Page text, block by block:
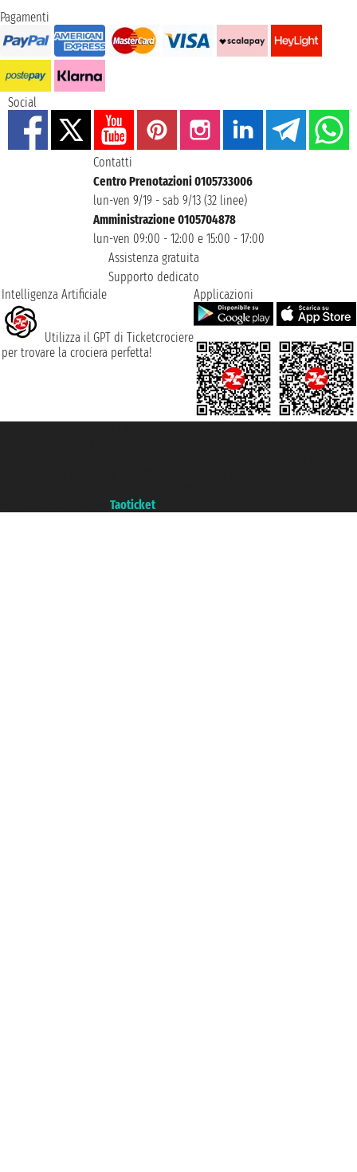
Pagamenti
Social
Contatti
Centro Prenotazioni 0105733006
lun-ven 9/19 - sab 9/13 (32 linee)
Amministrazione 0105704878
lun-ven 09:00 - 12:00 e 15:00 - 17:00
Assistenza gratuita
Supporto dedicato
Intelligenza Artificiale
Utilizza il GPT di Ticketcrociere
per trovare la crociera perfetta!
Applicazioni
Taoticket